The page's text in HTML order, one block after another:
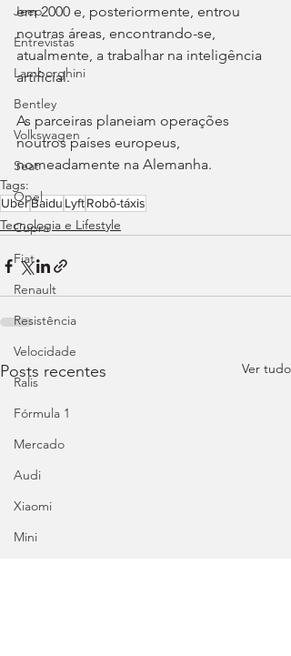
Jeep
Entrevistas
Lamborghini
Bentley
Volkswagen
Seat
Opel
Cupra
Fiat
Renault
Resistência
Velocidade
Ralis
Fórmula 1
Mercado
Audi
Xiaomi
Mini
em 2000 e, posteriormente, entrou
noutras áreas, encontrando-se,
atualmente, a trabalhar na inteligência
artificial.
As parceiras planeiam operações
noutros países europeus,
nomeadamente na Alemanha.
Tags:
UberBaidu LyftRobô-táxis
Tecnologia e Lifestyle
Posts recentes Ver tudo